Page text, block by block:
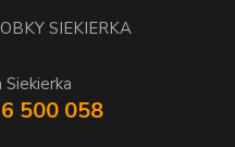
SIEKIERKA
Siekierka
500 058